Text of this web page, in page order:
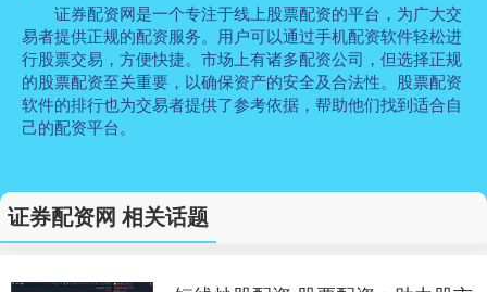
证券配资网是一个专注于线上股票配资的平台，为广大交
易者提供正规的配资服务。用户可以通过手机配资软件轻松进
行股票交易，方便快捷。市场上有诸多配资公司，但选择正规
的股票配资至关重要，以确保资产的安全及合法性。股票配资
软件的排行也为交易者提供了参考依据，帮助他们找到适合自
己的配资平台。
证券配资网 相关话题